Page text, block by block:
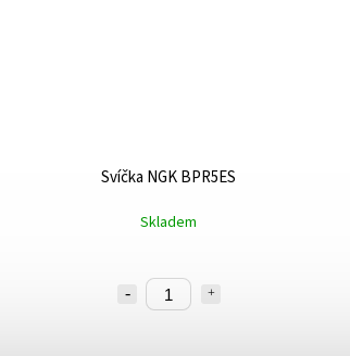
Svíčka NGK BPR5ES
Skladem